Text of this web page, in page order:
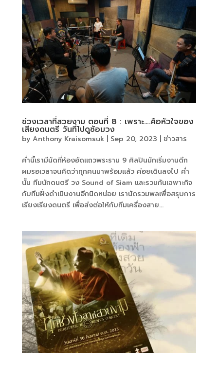
ช่วงเวลาที่สวยงาม ตอนที่ 8 : เพราะ….คือหัวใจของ
เสียงดนตรี วันที่ไปดูซ้อมวง
by Anthony Kraisomsuk| Sep 20, 2023 ข่าวสาร
ค่ำนี้เรามีนัดที่ห้องอัดแถวพระราม 9 ศิลปินมักเริ่มงานดึก
ผมรอเวลาจนคิดว่าทุกคนมาพร้อมแล้ว ค่อยเดินลงไป ค่ำ
นั้น ทีมนักดนตรี วง Sound of Siam และรวมกันเฉพาะกิจ
กับทีมฝั่งดำเนินงานอีกนิดหน่อย เรานัดรวมพลเพื่อสรุบการ
เรียงเรียงดนตรี เพื่อส่งต่อให้กับทีมเครื่องสาย...